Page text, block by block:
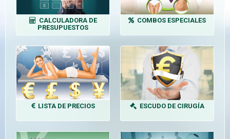
CALCULADORA DE
PRESUPUESTOS
COMBOS ESPECIALES
LISTA DE PRECIOS ESCUDO DE CIRUGÍA